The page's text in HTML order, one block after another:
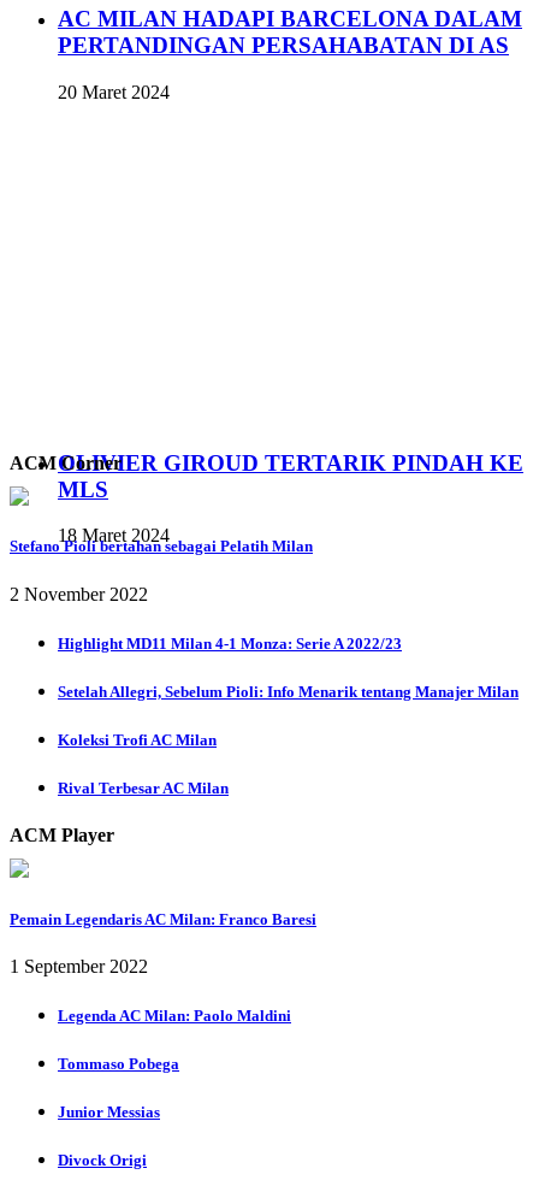
AC MILAN HADAPI BARCELONA DALAM
PERTANDINGAN PERSAHABATAN DI AS
20 Maret 2024
OLIVIER GIROUD TERTARIK PINDAH KE
MLS
18 Maret 2024
ACM Corner
Stefano Pioli bertahan sebagai Pelatih Milan
2 November 2022
Highlight MD11 Milan 4-1 Monza: Serie A 2022/23
Setelah Allegri, Sebelum Pioli: Info Menarik tentang Manajer Milan
Koleksi Trofi AC Milan
Rival Terbesar AC Milan
ACM Player
Pemain Legendaris AC Milan: Franco Baresi
1 September 2022
Legenda AC Milan: Paolo Maldini
Tommaso Pobega
Junior Messias
Divock Origi